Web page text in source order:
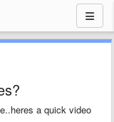
a quick video